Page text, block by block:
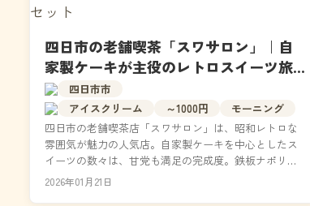
四日市の老舗喫茶「スワサロン」｜自
家製ケーキが主役のレトロスイーツ旅
へ
四日市市
アイスクリーム
～1000円
モーニング
四日市の老舗喫茶店「スワサロン」は、昭和レトロな
雰囲気が魅力の人気店。自家製ケーキを中心としたス
イーツの数々は、甘党も満足の完成度。鉄板ナポリタ
ンやモーニングも根強い人気で、喫茶好きに刺さる王
2026年01月21日